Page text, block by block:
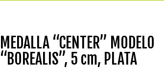
MEDALLA “CENTER” MODELO
“BOREALIS”, 5 cm, PLATA